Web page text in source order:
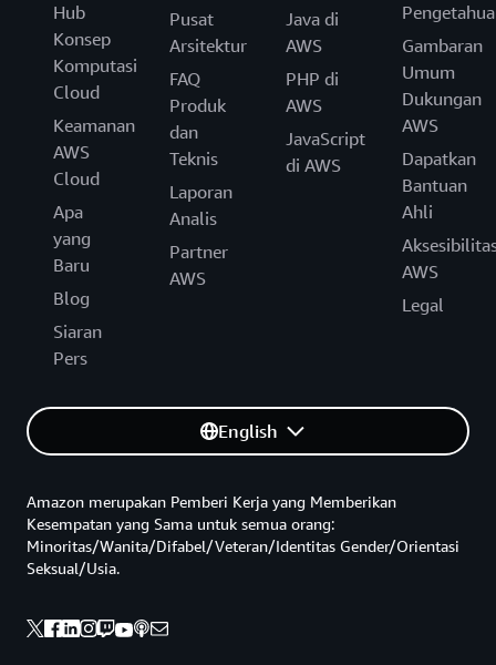
Hub
Konsep
Komputasi
Cloud
Keamanan
AWS
Cloud
Apa
yang
Baru
Blog
Siaran
Pers
Pusat
Arsitektur
FAQ
Produk
dan
Teknis
Laporan
Analis
Partner
AWS
Java di
AWS
PHP di
AWS
JavaScript
di AWS
Gambaran
Umum
Dukungan
AWS
Dapatkan
Bantuan
Ahli
AWS
Legal
English
Amazon merupakan Pemberi Kerja yang Memberikan
Kesempatan yang Sama untuk semua orang:
Minoritas/Wanita/Difabel/Veteran/Identitas Gender/Orientasi
Seksual/Usia.